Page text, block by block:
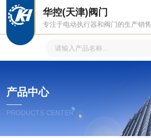
华控(天津)阀门
专注于电动执行器和阀门的生产销售
产品中心
PRODUCTS CENTER